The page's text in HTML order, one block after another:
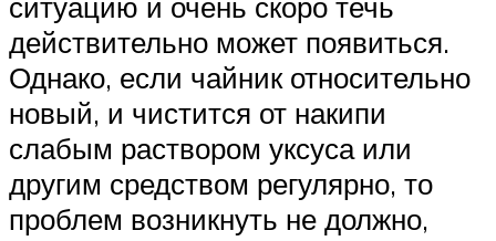
действительно может появиться.
Однако, если чайник относительно
новый, и чистится от накипи
слабым раствором уксуса или
другим средством регулярно, то
проблем возникнуть не должно,